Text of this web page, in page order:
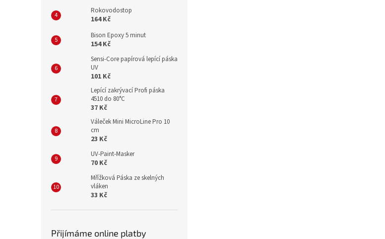
Rokovodostop
164 Kč
Bison Epoxy 5 minut
154 Kč
Sensi-Core papírová lepící páska
UV
101 Kč
Lepící zakrývací Profi páska
4510 do 80°C
37 Kč
Váleček Mini MicroLine Pro 10
cm
23 Kč
UV-Paint-Masker
70 Kč
Mřížková Páska ze skelných
vláken
33 Kč
Přijímáme online platby